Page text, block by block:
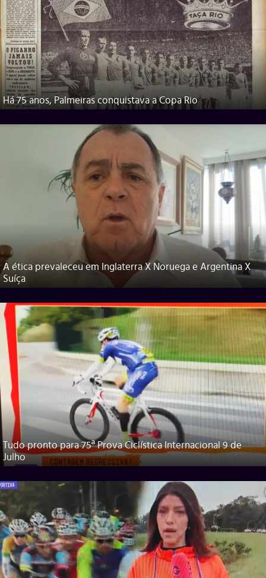
Há 75 anos, Palmeiras conquistava a Copa Rio
A ética prevaleceu em Inglaterra X Noruega e Argentina X
Suíça
Tudo pronto para 75ª Prova Ciclística Internacional 9 de
Julho